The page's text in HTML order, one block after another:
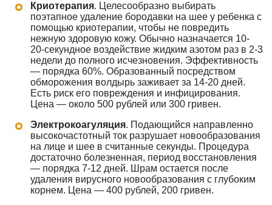
Криотерапия. Целесообразно выбирать
поэтапное удаление бородавки на шее у ребенка с
помощью криотерапии, чтобы не повредить
нежную здоровую кожу. Обычно назначается 10-
20-секундное воздействие жидким азотом раз в 2-3
недели до полного исчезновения. Эффективность
— порядка 60%. Образованный посредством
обморожения волдырь заживает за 14-20 дней.
Есть риск его повреждения и инфицирования.
Цена — около 500 рублей или 300 гривен.
Электрокоагуляция. Подающийся направленно
высокочастотный ток разрушает новообразования
на лице и шее в считанные секунды. Процедура
достаточно болезненная, период восстановления
— порядка 7-12 дней. Шрам остается после
удаления вирусного новообразования с глубоким
корнем. Цена — 400 рублей, 200 гривен.